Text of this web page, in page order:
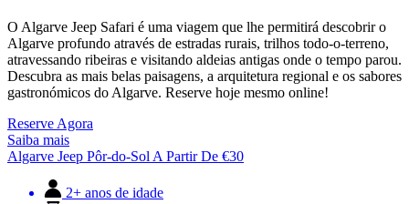
O Algarve Jeep Safari é uma viagem que lhe permitirá descobrir o
Algarve profundo através de estradas rurais, trilhos todo-o-terreno,
atravessando ribeiras e visitando aldeias antigas onde o tempo parou.
Descubra as mais belas paisagens, a arquitetura regional e os sabores
gastronómicos do Algarve. Reserve hoje mesmo online!
Reserve Agora
Saiba mais
Algarve Jeep Pôr-do-Sol A Partir De €30
2+ anos de idade